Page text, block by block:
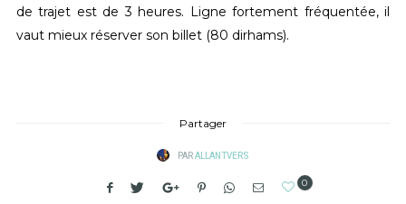
de trajet est de 3 heures. Ligne fortement fréquentée, il
vaut mieux réserver son billet (80 dirhams).
Partager
PARALLANTVERS
0